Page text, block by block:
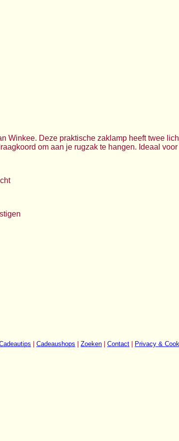
Winkee. Deze praktische zaklamp heeft twee
om aan je rugzak te hangen. Ideaal
Cadeaushops Zoeken Contact Privacy &